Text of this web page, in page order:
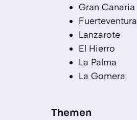
Gran Canaria
Fuerteventura
Lanzarote
El Hierro
La Palma
La Gomera
Themen